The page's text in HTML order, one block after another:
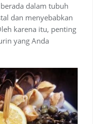
dalam tubuh
dan menyebabkan
karena itu, penting
yang Anda